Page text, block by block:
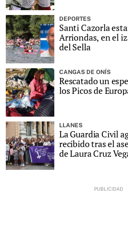
DEPORTES
Santi Cazorla
Arriondas, en el
del Sella
CANGAS DE ONÍS
Rescatado un
los Picos de
LLANES
La Guardia Civil
recibido tras el
de Laura Cruz